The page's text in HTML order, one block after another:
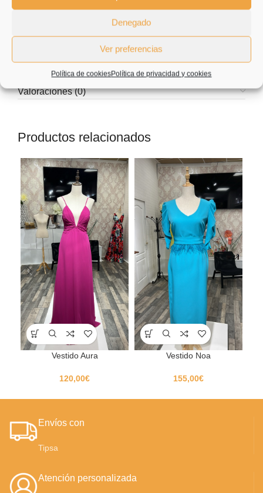
Denegado
Ver preferencias
Política de cookiesPolítica de privacidad y cookies
quiera repetir.
Muchísimas gracias.
Información adicional
Valoraciones (0)
Productos relacionados
Vestido Aura
120,00€
Vestido Noa
155,00€
Envíos con
Tipsa
Atención personalizada